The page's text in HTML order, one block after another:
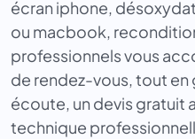
écran iphone,
ou macbook,
professionnels vous
de rendez-vous, tout en
écoute, un devis gratuit
technique